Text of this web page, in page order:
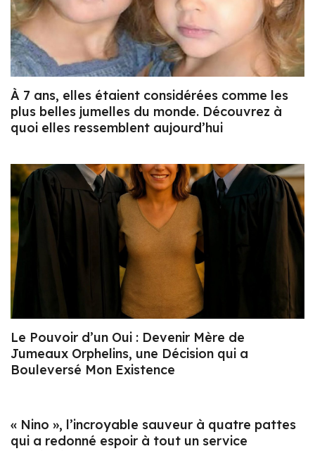
À 7 ans, elles étaient considérées comme les
plus belles jumelles du monde. Découvrez à
quoi elles ressemblent aujourd’hui
Le Pouvoir d’un Oui : Devenir Mère de
Jumeaux Orphelins, une Décision qui a
Bouleversé Mon Existence
« Nino », l’incroyable sauveur à quatre pattes
qui a redonné espoir à tout un service